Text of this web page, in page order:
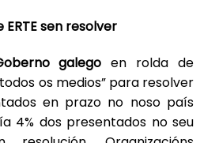
sen resolver
galego en rolda de
os medios” para resolver
en prazo no noso país
4% dos presentados no seu